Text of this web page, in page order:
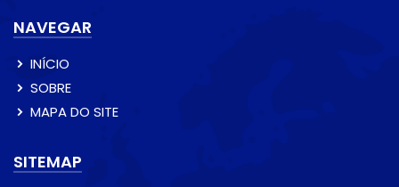
NAVEGAR
INÍCIO
SOBRE
MAPA DO SITE
SITEMAP